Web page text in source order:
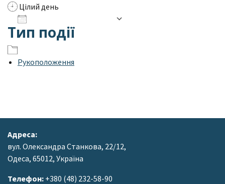
Цілий день
Завантаження ICS
Тип події
Рукоположення
Адреса:
вул. Олександра Станкова, 22/12,
Одеса, 65012, Україна
Телефон: +380 (48) 232-58-90